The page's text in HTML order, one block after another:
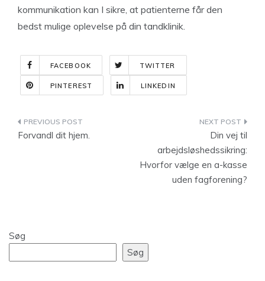
kommunikation kan I sikre, at patienterne får den
bedst mulige oplevelse på din tandklinik.
FACEBOOK TWITTER
PINTEREST LINKEDIN
Indlægsnavigation
Forvandl dit hjem.
Din vej til
arbejdsløshedssikring:
Hvorfor vælge en a-kasse
uden fagforening?
Søg
Søg